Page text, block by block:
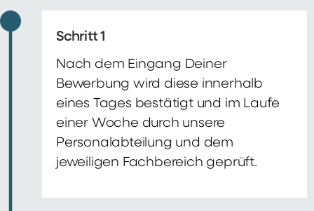
Schritt 1
Nach dem Eingang Deiner
Bewerbung wird diese innerhalb
eines Tages bestätigt und im Laufe
einer Woche durch unsere
Personalabteilung und dem
jeweiligen Fachbereich geprüft.